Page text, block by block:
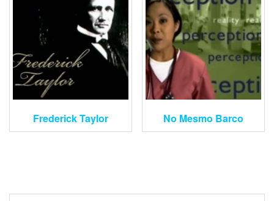
Frederick Taylor No Mesmo Barco